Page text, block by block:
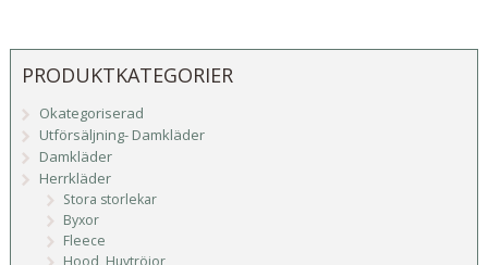
PRODUKTKATEGORIER
Okategoriserad
Utförsäljning- Damkläder
Damkläder
Herrkläder
Stora storlekar
Byxor
Fleece